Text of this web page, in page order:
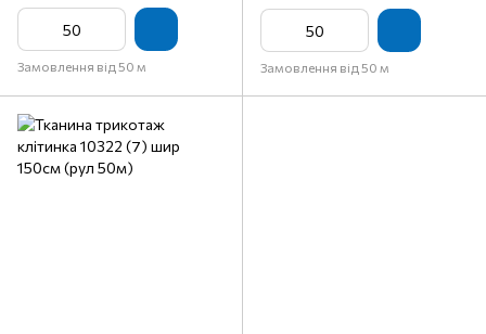
Замовлення від 50 м Замовлення від 50 м